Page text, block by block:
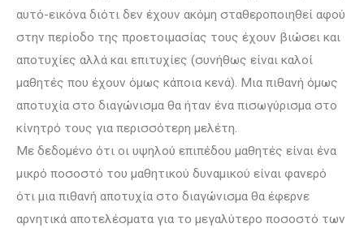
αυτό-εικόνα διότι δεν έχουν ακόμη σταθεροποιηθεί αφού
στην περίοδο της προετοιμασίας τους έχουν βιώσει και
αποτυχίες αλλά και επιτυχίες (συνήθως είναι καλοί
μαθητές που έχουν όμως κάποια κενά). Μια πιθανή όμως
αποτυχία στο διαγώνισμα θα ήταν ένα πισωγύρισμα στο
κίνητρό τους για περισσότερη μελέτη.
Με δεδομένο ότι οι υψηλού επιπέδου μαθητές είναι ένα
μικρό ποσοστό του μαθητικού δυναμικού είναι φανερό
ότι μια πιθανή αποτυχία στο διαγώνισμα θα έφερνε
αρνητικά αποτελέσματα για το μεγαλύτερο ποσοστό των